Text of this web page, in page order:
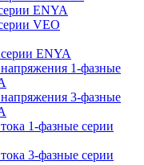
ENYA
VEO
серии ENYA
1-фазные
3-фазные
1-фазные серии
3-фазные серии